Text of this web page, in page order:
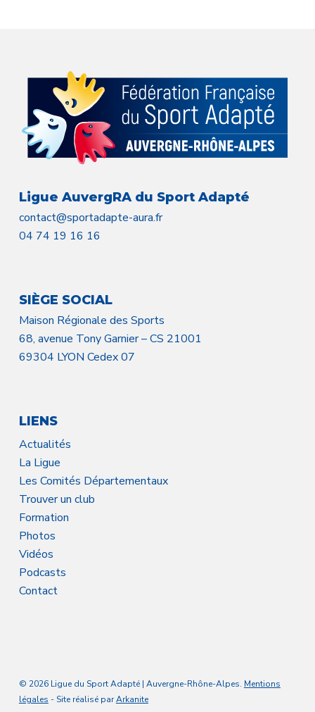
Ligue AuvergRA du Sport Adapté
contact@sportadapte-aura.fr
04 74 19 16 16
SIÈGE SOCIAL
Maison Régionale des Sports
68, avenue Tony Garnier – CS 21001
69304 LYON Cedex 07
LIENS
Actualités
La Ligue
Les Comités Départementaux
Trouver un club
Formation
Photos
Vidéos
Podcasts
Contact
© 2026 Ligue du Sport Adapté | Auvergne-Rhône-Alpes. Mentions
légales - Site réalisé parArkanite